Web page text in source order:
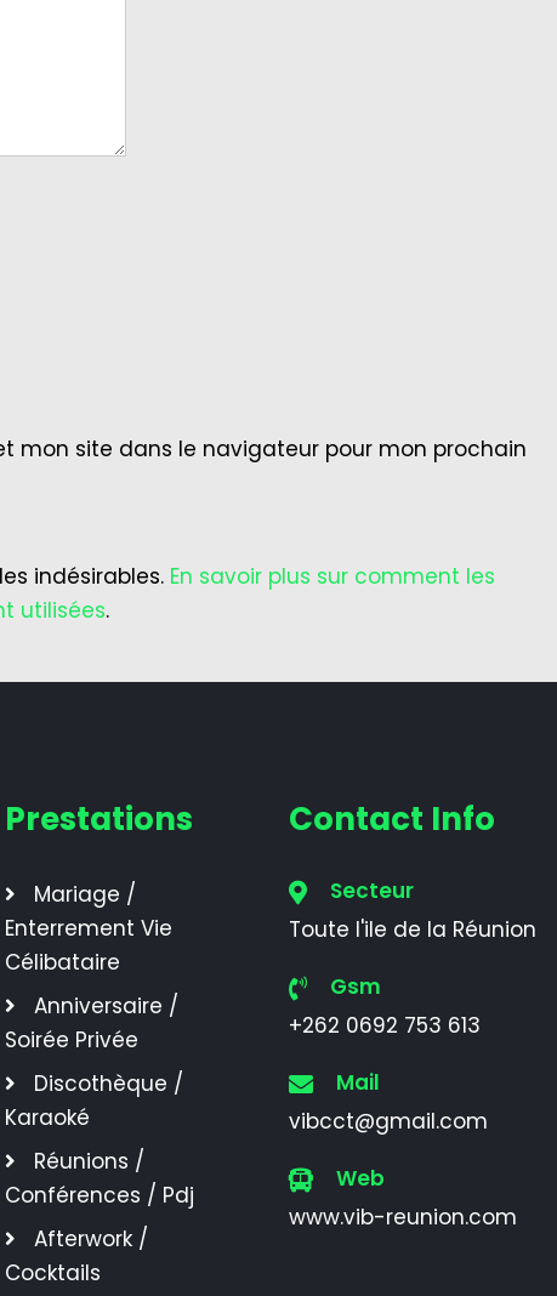
mon site dans le navigateur pour mon prochain
indésirables. En savoir plus sur comment les
utilisées.
Prestations
Mariage /
Enterrement Vie
Célibataire
Anniversaire /
Soirée Privée
Discothèque /
Karaoké
Réunions /
Conférences / Pdj
Afterwork /
Cocktails
Contact Info
Secteur
Toute l'ile de la Réunion
Gsm
+262 0692 753 613
Mail
vibcct@gmail.com
Web
www.vib-reunion.com